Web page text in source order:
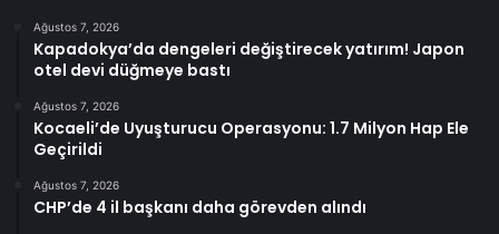
Ağustos 7, 2026
Kapadokya’da dengeleri değiştirecek yatırım! Japon
otel devi düğmeye bastı
Ağustos 7, 2026
Kocaeli’de Uyuşturucu Operasyonu: 1.7 Milyon Hap Ele
Geçirildi
Ağustos 7, 2026
CHP’de 4 il başkanı daha görevden alındı